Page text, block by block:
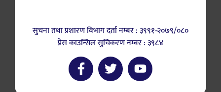
सुचना तथा प्रशारण विभाग दर्ता नम्बर : ३९९१-२०७९/०८०
प्रेस काउन्सिल सुचिकरण नम्बर : ३९८४